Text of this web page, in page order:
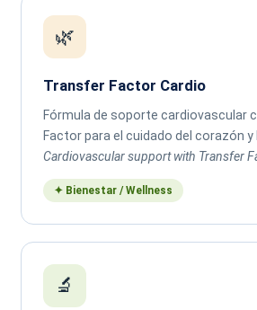
🌿
Transfer Factor Cardio
Fórmula de soporte cardiovascular
Factor para el cuidado del corazón y
Cardiovascular support with Transfer
✦ Bienestar / Wellness
🔬